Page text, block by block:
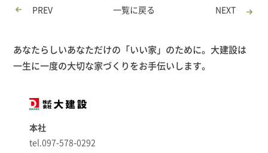
PREV 一覧に戻る NEXT
あなたらしいあなただけの「いい家」のために。大建設は
一生に一度の大切な家づくりをお手伝いします。
本社
tel.097-578-0292